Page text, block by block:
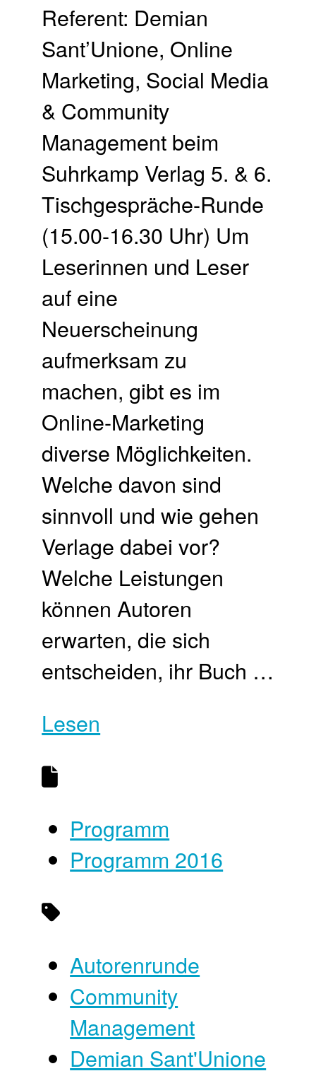
Referent: Demian
Sant’Unione, Online
Marketing, Social Media
& Community
Management beim
Suhrkamp Verlag 5. & 6.
Tischgespräche-Runde
(15.00-16.30 Uhr) Um
Leserinnen und Leser
auf eine
Neuerscheinung
aufmerksam zu
machen, gibt es im
Online-Marketing
diverse Möglichkeiten.
Welche davon sind
sinnvoll und wie gehen
Verlage dabei vor?
Welche Leistungen
können Autoren
erwarten, die sich
entscheiden, ihr Buch …
Lesen
Programm
Programm 2016
Autorenrunde
Community
Management
Demian Sant'Unione